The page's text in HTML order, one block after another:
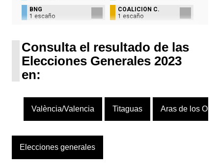
BNG
1 escaño
COALICIÓN C.
1 escaño
Consulta el resultado de las
Elecciones Generales 2023
en:
València/Valencia Titaguas Aras de los
Elecciones generales